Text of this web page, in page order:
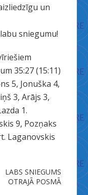
un
sniegumu!
35:27 (15:11)
5, Jonuška 4,
3, Arājs 3,
1.
9, Pozņaks
Laganovskis
LABS SNIEGUMS
OTRAJĀ POSMĀ